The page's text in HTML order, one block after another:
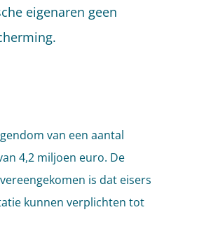
eigenaren geen
van een aantal
4,2 miljoen euro. De
is dat eisers
kunnen verplichten tot